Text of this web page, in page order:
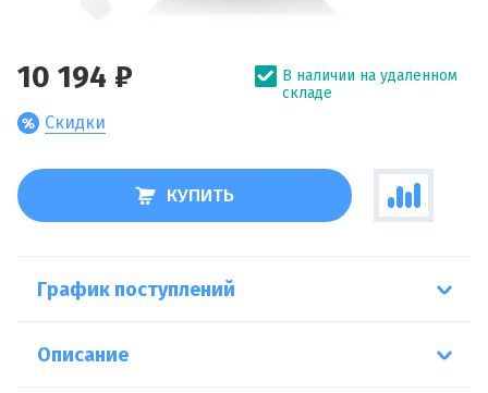
10 194 ₽
Скидки
В наличии на удаленном
складе
КУПИТЬ
График поступлений
Описание